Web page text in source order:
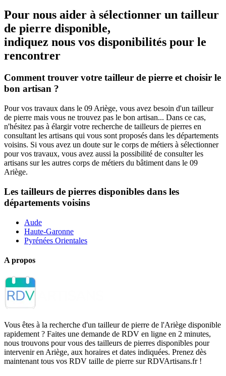
Pour nous aider à sélectionner un tailleur
de pierre disponible,
indiquez nous vos disponibilités pour le
rencontrer
Comment trouver votre tailleur de pierre et choisir le
bon artisan ?
Pour vos travaux dans le 09 Ariège, vous avez besoin d'un tailleur
de pierre mais vous ne trouvez pas le bon artisan... Dans ce cas,
n'hésitez pas à élargir votre recherche de tailleurs de pierres en
consultant les artisans qui vous sont proposés dans les départements
voisins. Si vous avez un doute sur le corps de métiers à sélectionner
pour vos travaux, vous avez aussi la possibilité de consulter les
artisans sur les autres corps de métiers du bâtiment dans le 09
Ariège.
Les tailleurs de pierres disponibles dans les
départements voisins
Aude
Haute-Garonne
Pyrénées Orientales
A propos
Vous êtes à la recherche d'un tailleur de pierre de l'Ariège disponible
rapidement ? Faites une demande de RDV en ligne en 2 minutes,
nous trouvons pour vous des tailleurs de pierres disponibles pour
intervenir en Ariège, aux horaires et dates indiquées. Prenez dès
maintenant tous vos RDV taille de pierre sur RDVArtisans.fr !